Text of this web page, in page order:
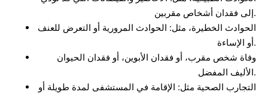
إلى فقدان أشخاص مقربين.
الحوادث الخطيرة، مثل: الحوادث المرورية أو التعرض للعنف
أو الإساءة.
وفاة شخص مقرب، أو فقدان الأبوين، أو فقدان الحيوان
الأليف المفضل.
التجارب الصحية مثل: الإقامة في المستشفى لمدة طويلة أو